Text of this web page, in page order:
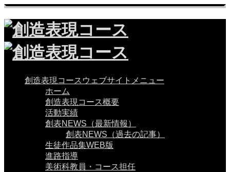
創造表現コースウェブサイトメニュー
ホーム
創造表現コース概要
活動実績
創表NEWS（最新情報）
創表NEWS（過去の記事）
生徒作品集WEB版
進路指導
美術科教員・コース担任